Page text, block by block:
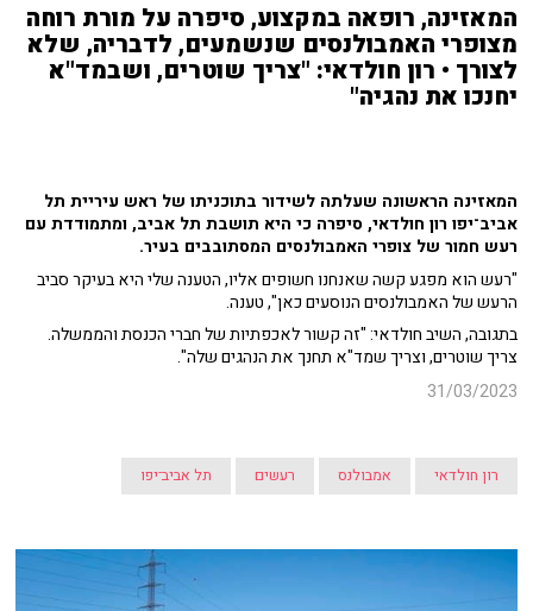
המאזינה, רופאה במקצוע, סיפרה על מורת רוחה
מצופרי האמבולנסים שנשמעים, לדבריה, שלא
לצורך • רון חולדאי: "צריך שוטרים, ושבמד"א
יחנכו את נהגיה"
המאזינה הראשונה שעלתה לשידור בתוכניתו של ראש עיריית תל
אביב־יפו רון חולדאי, סיפרה כי היא תושבת תל אביב, ומתמודדת עם
רעש חמור של צופרי האמבולנסים המסתובבים בעיר.
"רעש הוא מפגע קשה שאנחנו חשופים אליו, הטענה שלי היא בעיקר סביב
הרעש של האמבולנסים הנוסעים כאן", טענה.
בתגובה, השיב חולדאי: "זה קשור לאכפתיות של חברי הכנסת והממשלה.
צריך שוטרים, וצריך שמד"א תחנך את הנהגים שלה".
31/03/2023
רון חולדאי אמבולנס רעשים תל אביב־יפו